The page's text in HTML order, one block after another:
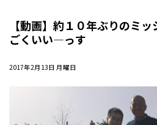
【動画】約１０年ぶりのミ
ごくいい―っす
2017年2月13日 月曜日